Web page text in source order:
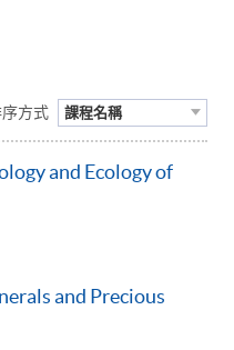
方式 課程名稱
and Ecology of
and Precious